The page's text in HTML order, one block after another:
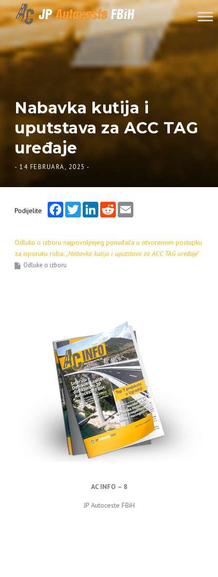
Skip to content
Nabavka kutija i
uputstava za ACC TAG
uređaje
- 14 FEBRUARA, 2025 -
Podijelite
FacebookTwitterLinkedInReddit
Odluku o izboru najpovoljnijeg ponuđača u otvorenom postupku
za isporuku roba:„Nabavka kutija i uputstava za ACC TAG uređaje“
Odluke o izboru
AC INFO – 8
JP Autoceste FBiH